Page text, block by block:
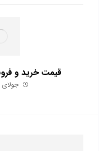
قیمت خرید و
جولای 24, 2018